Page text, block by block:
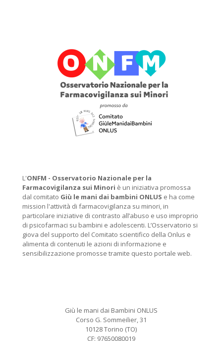
L'ONFM - Osservatorio Nazionale per la
Farmacovigilanza sui Minori è un iniziativa promossa
dal comitato Giù le mani dai bambini ONLUS e ha come
mission l'attività di farmacovigilanza su minori, in
particolare iniziative di contrasto all’abuso e uso improprio
di psicofarmaci su bambini e adolescenti. L’Osservatorio si
giova del supporto del Comitato scientifico della Onlus e
alimenta di contenuti le azioni di informazione e
sensibilizzazione promosse tramite questo portale web.
Giù le mani dai Bambini ONLUS
Corso G. Sommeilier, 31
10128 Torino (TO)
CF: 97650080019